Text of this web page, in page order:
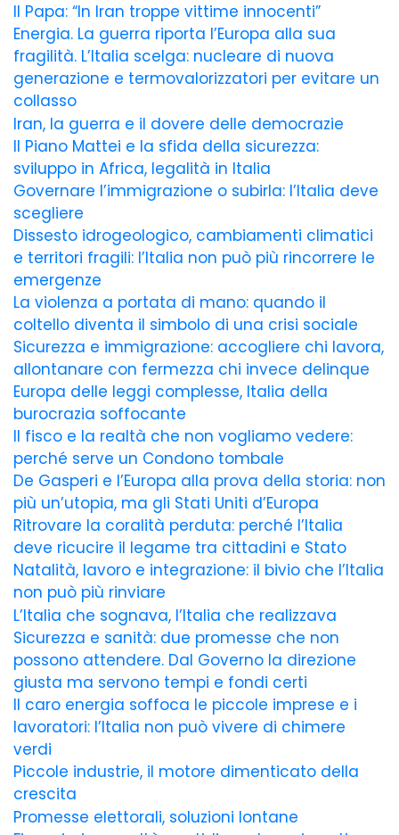
Il Papa: “In Iran troppe vittime innocenti”
Energia. La guerra riporta l’Europa alla sua
fragilità. L’Italia scelga: nucleare di nuova
generazione e termovalorizzatori per evitare un
collasso
Iran, la guerra e il dovere delle democrazie
Il Piano Mattei e la sfida della sicurezza:
sviluppo in Africa, legalità in Italia
Governare l’immigrazione o subirla: l’Italia deve
scegliere
Dissesto idrogeologico, cambiamenti climatici
e territori fragili: l’Italia non può più rincorrere le
emergenze
La violenza a portata di mano: quando il
coltello diventa il simbolo di una crisi sociale
Sicurezza e immigrazione: accogliere chi lavora,
allontanare con fermezza chi invece delinque
Europa delle leggi complesse, Italia della
burocrazia soffocante
Il fisco e la realtà che non vogliamo vedere:
perché serve un Condono tombale
De Gasperi e l’Europa alla prova della storia: non
più un’utopia, ma gli Stati Uniti d’Europa
Ritrovare la coralità perduta: perché l’Italia
deve ricucire il legame tra cittadini e Stato
Natalità, lavoro e integrazione: il bivio che l’Italia
non può più rinviare
L’Italia che sognava, l’Italia che realizzava
Sicurezza e sanità: due promesse che non
possono attendere. Dal Governo la direzione
giusta ma servono tempi e fondi certi
Il caro energia soffoca le piccole imprese e i
lavoratori: l’Italia non può vivere di chimere
verdi
Piccole industrie, il motore dimenticato della
crescita
Promesse elettorali, soluzioni lontane